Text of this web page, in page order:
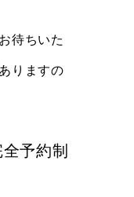
待ちいた
りますの
予約制